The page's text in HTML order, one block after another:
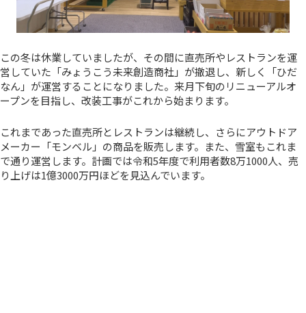
この冬は休業していましたが、その間に直売所やレストランを運
営していた「みょうこう未来創造商社」が撤退し、新しく「ひだ
なん」が運営することになりました。来月下旬のリニューアルオ
ープンを目指し、改装工事がこれから始まります。
これまであった直売所とレストランは継続し、さらにアウトドア
メーカー「モンベル」の商品を販売します。また、雪室もこれま
で通り運営します。計画では令和5年度で利用者数8万1000人、売
り上げは1億3000万円ほどを見込んでいます。